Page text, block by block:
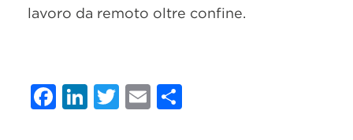
lavoro da remoto oltre confine.
Facebook
LinkedIn
Twitter
Email